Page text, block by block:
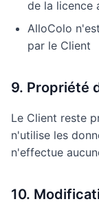
de la licence
AlloColo
par le Client
9. Propriété
Le Client reste
n'utilise les
n'effectue
10.